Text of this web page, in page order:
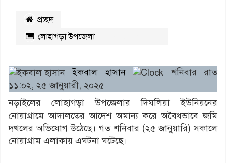
প্রচ্ছদ
লোহাগড়া উপজেলা
ইকবাল হাসান
শনিবার রাত
১১:০২, ২৫ জানুয়ারী, ২০২৫
নড়াইলের লোহাগড়া উপজেলার দিঘলিয়া ইউনিয়নের
নোয়াগ্রামে আদালতের আদেশ অমান্য করে অবৈধভাবে জমি
দখলের অভিযোগ উঠেছে। গত শনিবার (২৫ জানুয়ারি) সকালে
নোয়াগ্রাম এলাকায় এঘটনা ঘটেছে।